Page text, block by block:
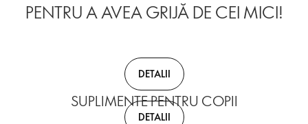
PENTRU A AVEA GRIJĂ DE CEI MICI!
DETALII
SUPLIMENTE PENTRU COPII
DETALII